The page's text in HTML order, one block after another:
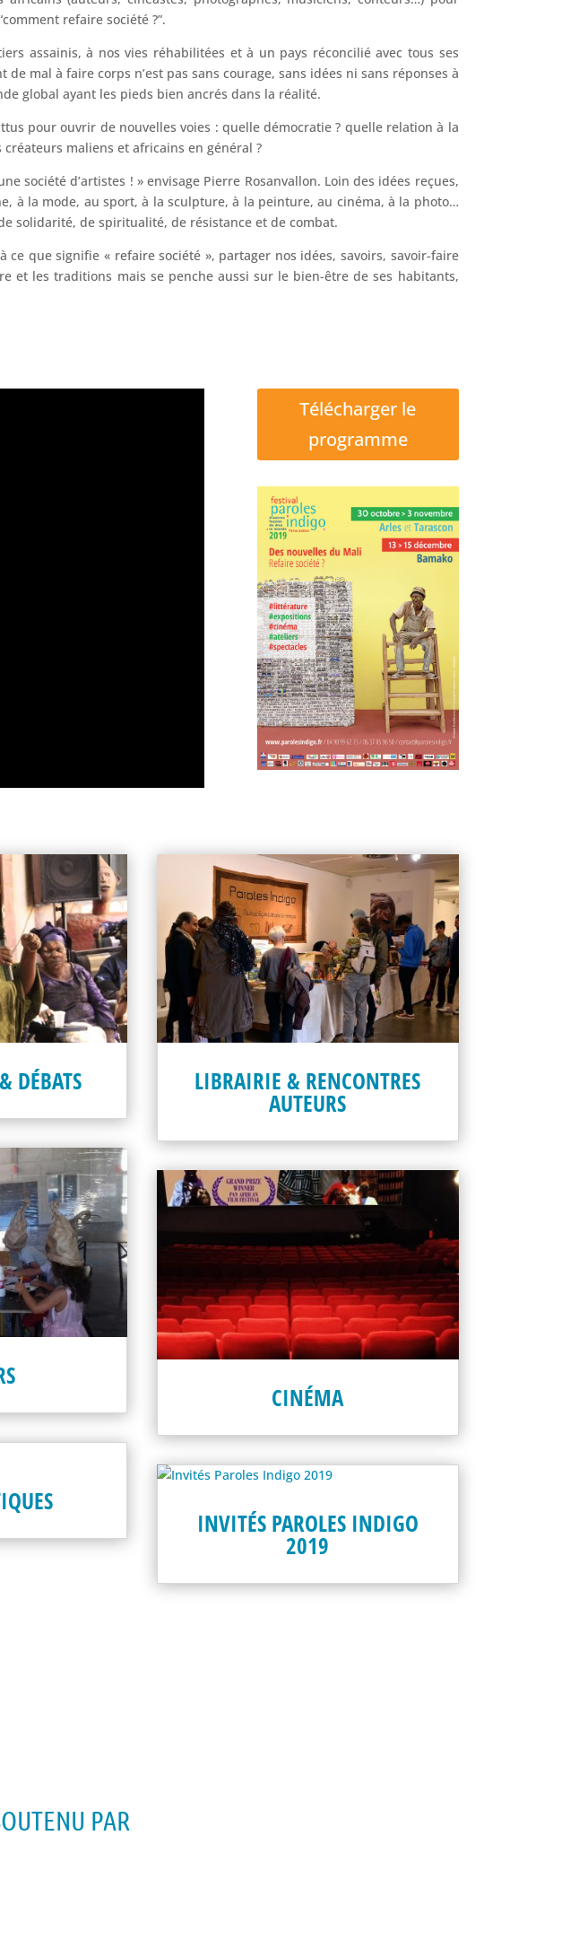
refaire société ?”.
assainis, à nos vies réhabilitées et à un pays réconcilié avec tous ses
mal à faire corps n’est pas sans courage, sans idées ni sans réponses à
global ayant les pieds bien ancrés dans la réalité.
pour ouvrir de nouvelles voies : quelle démocratie ? quelle relation à la
maliens et africains en général ?
société d’artistes ! » envisage Pierre Rosanvallon. Loin des idées reçues,
à la mode, au sport, à la sculpture, à la peinture, au cinéma, à la photo…
solidarité, de spiritualité, de résistance et de combat.
que signifie « refaire société », partager nos idées, savoirs, savoir-faire
et les traditions mais se penche aussi sur le bien-être de ses habitants,
Télécharger le
programme
DÉBATS LIBRAIRIE & RENCONTRES
AUTEURS
CINÉMA
INVITÉS PAROLES INDIGO
2019
PAR